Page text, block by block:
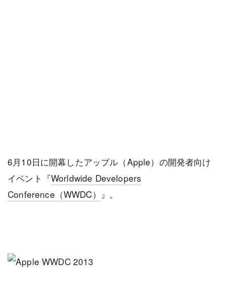
6月10日に開幕したアップル（Apple）の開発者向け
イベント『Worldwide Developers
Conference（WWDC） 』。